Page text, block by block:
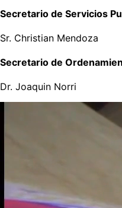
Secretario de Servicios
Sr. Christian Mendoza
Secretario de
Dr. Joaquin Norri